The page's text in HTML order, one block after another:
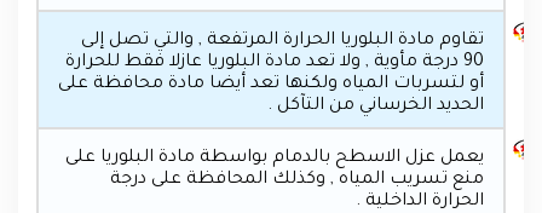
تقاوم مادة البلوريا الحرارة المرتفعة , والتي تصل إلى
90 درجة مأوية , ولا تعد مادة البلوريا عازلا فقط للحرارة
أو لتسربات المياه ولكنها تعد أيضا مادة محافظة على
الحديد الخرساني من التآكل .
يعمل عزل الاسطح بالدمام بواسطة مادة البلوريا على
منع تسريب المياه , وكذلك المحافظة على درجة
الحرارة الداخلية .